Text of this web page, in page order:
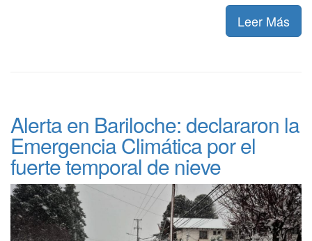
Leer Más
Alerta en Bariloche: declararon la
Emergencia Climática por el
fuerte temporal de nieve